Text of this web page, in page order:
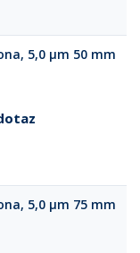
5,0 µm 50 mm
5,0 µm 75 mm